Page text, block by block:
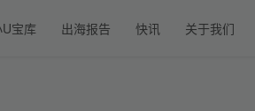
U宝库 出海报告 快讯 关于我们